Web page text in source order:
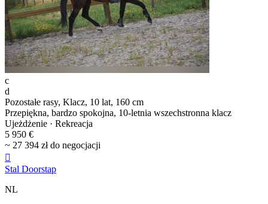
c
d
Pozostałe rasy, Klacz, 10 lat, 160 cm
Przepiękna, bardzo spokojna, 10-letnia wszechstronna klacz
Ujeżdżenie · Rekreacja
5 950 €
~ 27 394 zł do negocjacji

Stal Doorstap
NL